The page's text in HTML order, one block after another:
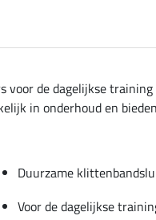
voor de dagelijkse
in onderhoud en
Duurzame
Voor de dagelijkse